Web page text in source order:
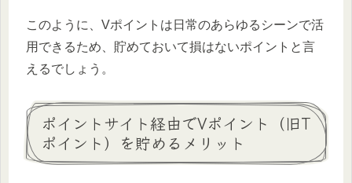
このように、Vポイントは日常のあらゆるシーンで活
用できるため、貯めておいて損はないポイントと言
えるでしょう。
ポイントサイト経由でVポイント（旧T
ポイント）を貯めるメリット